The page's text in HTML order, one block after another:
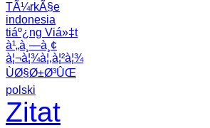
TÃ¼rkÃ§e
indonesia
tiáº¿ng Viá»‡t
à¹„à¸—à¸¢
à¦¬à¦¾à¦‚à¦²à¦¾
ÙØ§Ø±Ø³ÛŒ
polski
Zitat